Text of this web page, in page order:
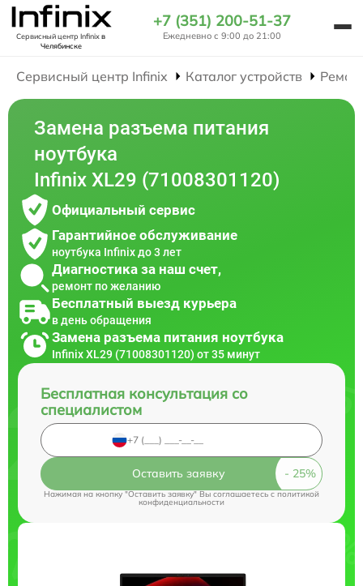
Сервисный центр Infinixв
Челябинске
+7 (351) 200-51-37
Ежедневно с 9:00 до 21:00
Сервисный центр Infinix Каталог устройств
Замена разъема питания
ноутбука
Infinix XL29 (71008301120)
Официальный сервис
Гарантийное обслуживание
ноутбука Infinix до 3 лет
Диагностика за наш счет,
ремонт по желанию
Бесплатный выезд курьера
в день обращения
Замена разъема питания ноутбука
Infinix XL29 (71008301120) от 35 минут
Бесплатная консультация со
специалистом
Оставить заявку
Нажимая на кнопку "Оставить заявку" Вы соглашаетесь cполитикой
конфиденциальности